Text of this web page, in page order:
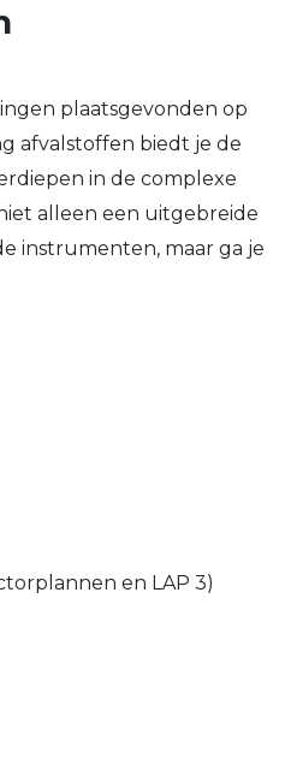
plaatsgevonden op
afvalstoffen biedt je de
in de complexe
alleen een uitgebreide
instrumenten, maar ga je
en LAP 3)